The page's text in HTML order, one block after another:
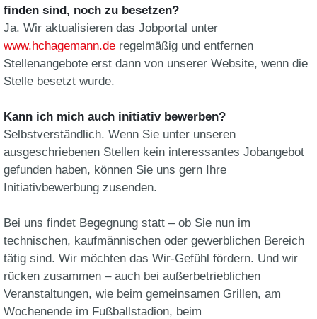
finden sind, noch zu besetzen?
Ja. Wir aktualisieren das Jobportal unter
www.hchagemann.de regelmäßig und entfernen
Stellenangebote erst dann von unserer Website, wenn die
Stelle besetzt wurde.
Kann ich mich auch initiativ bewerben?
Selbstverständlich. Wenn Sie unter unseren
ausgeschriebenen Stellen kein interessantes Jobangebot
gefunden haben, können Sie uns gern Ihre
Initiativbewerbung zusenden.
Bei uns findet Begegnung statt – ob Sie nun im
technischen, kaufmännischen oder gewerblichen Bereich
tätig sind. Wir möchten das Wir-Gefühl fördern. Und wir
rücken zusammen – auch bei außerbetrieblichen
Veranstaltungen, wie beim gemeinsamen Grillen, am
Wochenende im Fußballstadion, beim